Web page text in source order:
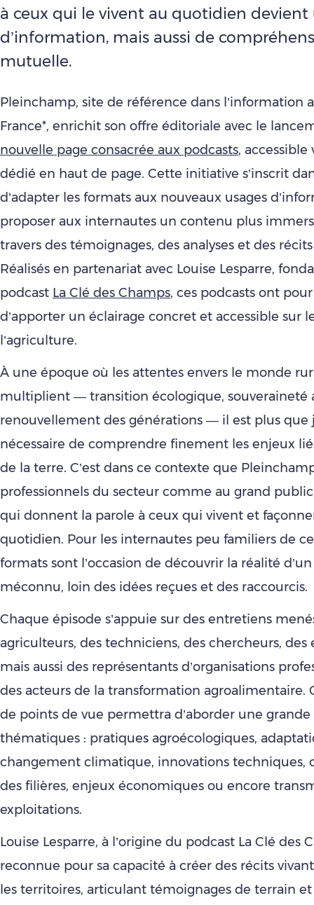
à ceux qui le vivent au quotidien devient
d’information, mais aussi de
mutuelle.
Pleinchamp, site de référence dans l’information
France*, enrichit son offre éditoriale avec le
nouvelle page consacrée aux podcasts,
dédié en haut de page. Cette initiative s’inscrit
d’adapter les formats aux nouveaux usages
proposer aux internautes un contenu plus
travers des témoignages, des analyses et des
Réalisés en partenariat avec Louise Lesparre,
podcast La Clé des Champs, ces podcasts ont
d’apporter un éclairage concret et accessible sur
l’agriculture.
À une époque où les attentes envers le monde
multiplient — transition écologique, souveraineté
renouvellement des générations — il est plus que
nécessaire de comprendre finement les enjeux
de la terre. C’est dans ce contexte que
professionnels du secteur comme au grand
qui donnent la parole à ceux qui vivent et
quotidien. Pour les internautes peu familiers de
formats sont l’occasion de découvrir la réalité
méconnu, loin des idées reçues et des raccourcis.
Chaque épisode s’appuie sur des entretiens
agriculteurs, des techniciens, des chercheurs, des
mais aussi des représentants d’organisations
des acteurs de la transformation agroalimentaire.
de points de vue permettra d’aborder une
thématiques : pratiques agroécologiques,
changement climatique, innovations techniques,
des filières, enjeux économiques ou encore
exploitations.
Louise Lesparre, à l’origine du podcast La Clé des
reconnue pour sa capacité à créer des récits
les territoires, articulant témoignages de terrain et